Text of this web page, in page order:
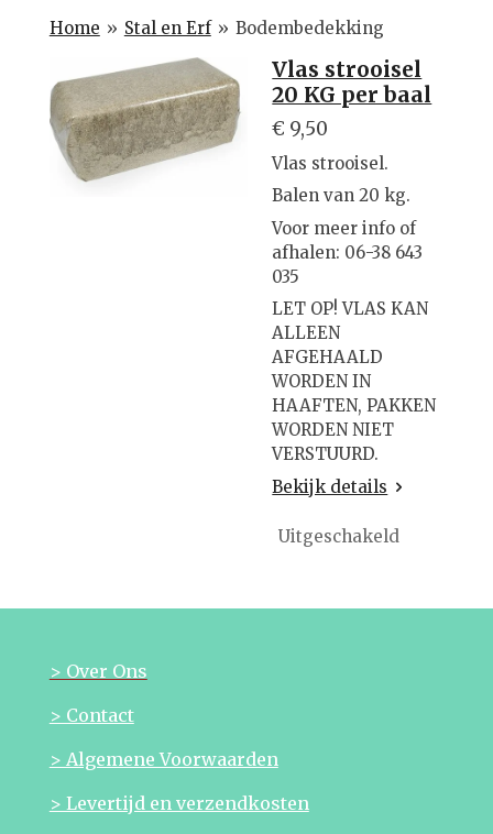
Home » Stal en Erf » Bodembedekking
Vlas strooisel
20 KG per baal
€ 9,50
Vlas strooisel.
Balen van 20 kg.
Voor meer info of
afhalen: 06-38 643
035
LET OP! VLAS KAN
ALLEEN
AFGEHAALD
WORDEN IN
HAAFTEN, PAKKEN
WORDEN NIET
VERSTUURD.
Bekijk details
Uitgeschakeld
> Over Ons
> Contact
> Algemene Voorwaarden
> Levertijd en verzendkosten